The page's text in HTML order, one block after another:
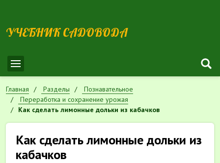
УЧЕБНИК САДОВОДА
Главная Разделы
Познавательное
Переработка и сохранение урожая
Как сделать лимонные дольки из кабачков
Как сделать лимонные дольки из
кабачков